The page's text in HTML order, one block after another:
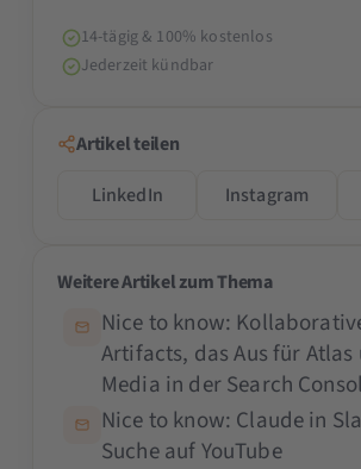
14-tägig & 100% kostenlos
Jederzeit kündbar
Artikel teilen
LinkedIn
Instagram
Weitere Artikel zum Thema
Nice to know:
Artifacts, das Aus für Atlas
Media in der Search
Nice to know: Claude in
Suche auf YouTube